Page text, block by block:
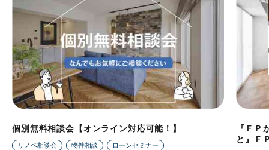
個別無料相談会【オンライン対応可能！】
リノベ相談会 物件相談 ローンセミナー
『ＦＰ
と』Ｆ